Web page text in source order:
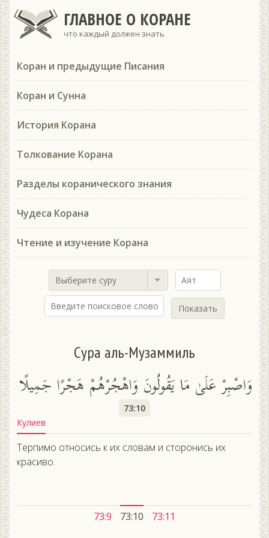
ГЛАВНОЕ О КОРАНЕ
что каждый должен знать
Коран и предыдущие Писания
Коран и Сунна
История Корана
Толкование Корана
Разделы коранического знания
Чудеса Корана
Чтение и изучение Корана
Выберите суру
Показать
Сура аль-Музаммиль
وَاصْبِرْ عَلَىٰ مَا يَقُولُونَ وَاهْجُرْهُمْ هَجْرًا جَمِيلًا
73:10
Кулиев
Терпимо относись к их словам и сторонись их
красиво.
73:9 73:10 73:11